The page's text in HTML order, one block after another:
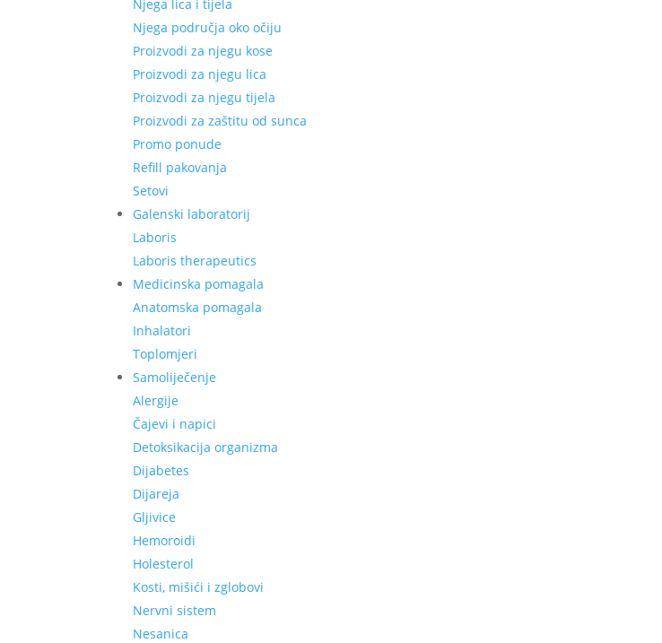
Njega lica i tijela
Njega područja oko očiju
Proizvodi za njegu kose
Proizvodi za njegu lica
Proizvodi za njegu tijela
Proizvodi za zaštitu od sunca
Promo ponude
Refill pakovanja
Setovi
Galenski laboratorij
Laboris
Laboris therapeutics
Medicinska pomagala
Anatomska pomagala
Inhalatori
Toplomjeri
Samoliječenje
Alergije
Čajevi i napici
Detoksikacija organizma
Dijabetes
Dijareja
Gljivice
Hemoroidi
Holesterol
Kosti, mišići i zglobovi
Nervni sistem
Nesanica